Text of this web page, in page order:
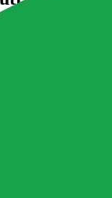
dan sawi
di 3–5 hari terakhir